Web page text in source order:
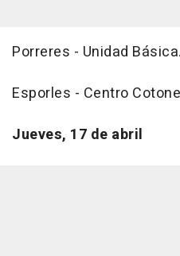
Porreres - Unidad
Esporles - Centro
Jueves, 17 de abril